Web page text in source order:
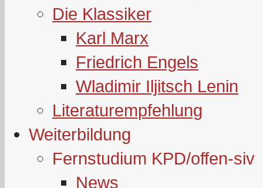
Die Klassiker
Karl Marx
Friedrich Engels
Wladimir Iljitsch Lenin
Literaturempfehlung
Weiterbildung
Fernstudium KPD/offen-siv
News